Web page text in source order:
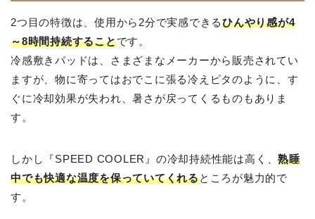
2つ目の特徴は、使用から2分で実感できるひんやり感が4
～8時間持続することです。
冷感敷きパッドは、さまざまなメーカーから販売されてい
ますが、物に寄ってはおでこに張る冷えピタのように、す
ぐに冷却効果が失われ、暑さが戻ってくるものもありま
す。
しかし『SPEED COOLER』の冷却持続性能は高く、熟睡
中でも快適な温度を保っていてくれるところが魅力的で
す。